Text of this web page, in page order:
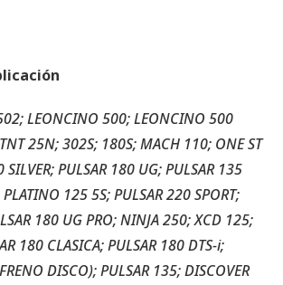
LEONCINO 500; LEONCINO 500
25N; 302S; 180S; MACH 110; ONE ST
PULSAR 180 UG; PULSAR 135
125 5S; PULSAR 220 SPORT;
180 UG PRO; NINJA 250; XCD 125;
180 CLASICA; PULSAR 180 DTS-i;
DISCO); PULSAR 135; DISCOVER